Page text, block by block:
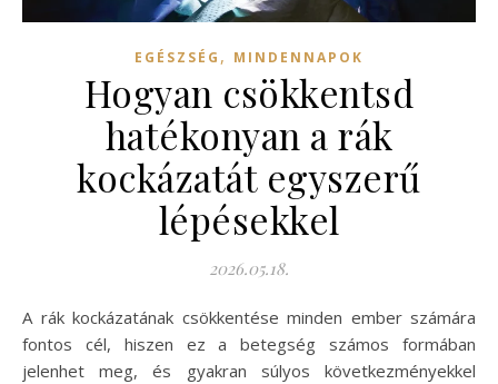
EGÉSZSÉG , MINDENNAPOK
Hogyan csökkentsd
hatékonyan a rák
kockázatát egyszerű
lépésekkel
2026.05.18.
A rák kockázatának csökkentése minden ember számára
fontos cél, hiszen ez a betegség számos formában
jelenhet meg, és gyakran súlyos következményekkel